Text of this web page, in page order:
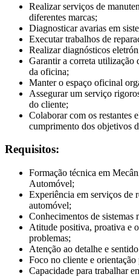
Realizar serviços de
diferentes marcas;
Diagnosticar avarias em
Executar trabalhos de
Realizar diagnósticos
Garantir a correta utilização
da oficina;
Manter o espaço oficinal
Assegurar um serviço
do cliente;
Colaborar com os restantes
cumprimento dos objetivos
Requisitos:
Formação técnica em
Automóvel;
Experiência em serviços de
automóvel;
Conhecimentos de sistemas
Atitude positiva, proativa e
problemas;
Atenção ao detalhe e
Foco no cliente e orientação
Capacidade para trabalhar